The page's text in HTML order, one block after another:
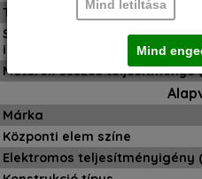
Távirányító
Sebességfokozatok száma:
intenzív opció elérhető
Motorok összes teljesítménye
Márka
Központi elem színe
Elektromos teljesítményigény
Mind letiltása
Mind